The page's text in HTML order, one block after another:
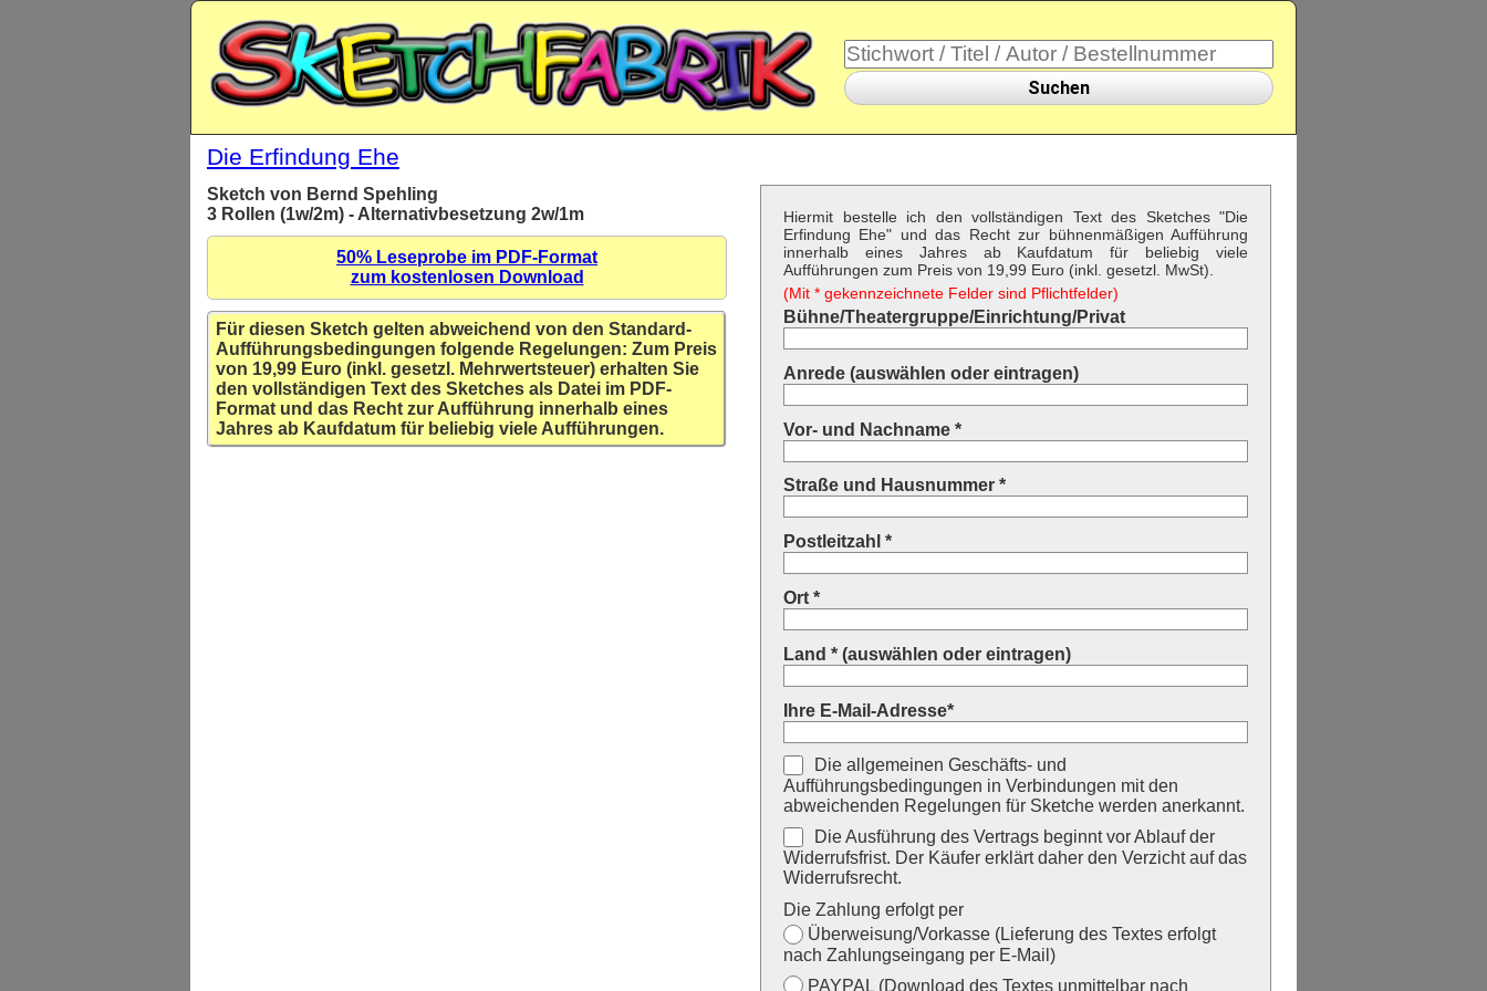
Suchen
Die Erfindung Ehe
Sketch von Bernd Spehling
3 Rollen (1w/2m) - Alternativbesetzung 2w/1m
50% Leseprobe im PDF-Format
zum kostenlosen Download
Für diesen Sketch gelten abweichend von den Standard-
Aufführungsbedingungen folgende Regelungen: Zum Preis
von 19,99 Euro (inkl. gesetzl. Mehrwertsteuer) erhalten Sie
den vollständigen Text des Sketches als Datei im PDF-
Format und das Recht zur Aufführung innerhalb eines
Jahres ab Kaufdatum für beliebig viele Aufführungen.
Hiermit bestelle ich den vollständigen Text des Sketches "Die
Erfindung Ehe" und das Recht zur bühnenmäßigen Aufführung
innerhalb eines Jahres ab Kaufdatum für beliebig viele
Aufführungen zum Preis von 19,99 Euro (inkl. gesetzl. MwSt).
(Mit * gekennzeichnete Felder sind Pflichtfelder)
Bühne/Theatergruppe/Einrichtung/Privat
Anrede (auswählen oder eintragen)
Vor- und Nachname *
Straße und Hausnummer *
Postleitzahl *
Ort *
Land * (auswählen oder eintragen)
Ihre E-Mail-Adresse*
Die allgemeinen Geschäfts- und
Aufführungsbedingungen in Verbindungen mit den
abweichenden Regelungen für Sketche werden anerkannt.
Die Ausführung des Vertrags beginnt vor Ablauf der
Widerrufsfrist. Der Käufer erklärt daher den Verzicht auf das
Widerrufsrecht.
Die Zahlung erfolgt per
Überweisung/Vorkasse (Lieferung des Textes erfolgt
nach Zahlungseingang per E-Mail)
PAYPAL (Download des Textes unmittelbar nach